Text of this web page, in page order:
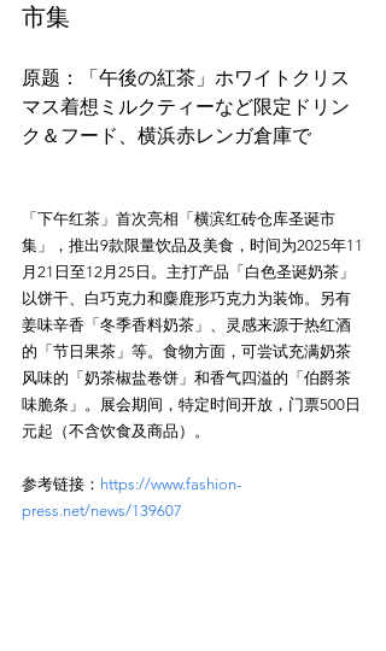
市集
原题：「午後の紅茶」ホワイトクリス
マス着想ミルクティーなど限定ドリン
「下午红茶」首次亮相「横滨红砖仓库圣诞市
集」，推出9款限量饮品及美食，时间为2025年11
月21日至12月25日。主打产品「白色圣诞奶茶」
以饼干、白巧克力和麋鹿形巧克力为装饰。另有
姜味辛香「冬季香料奶茶」、灵感来源于热红酒
的「节日果茶」等。食物方面，可尝试充满奶茶
风味的「奶茶椒盐卷饼」和香气四溢的「伯爵茶
味脆条」。展会期间，特定时间开放，门票500日
参考链接： https://www.fashion-
press.net/news/139607